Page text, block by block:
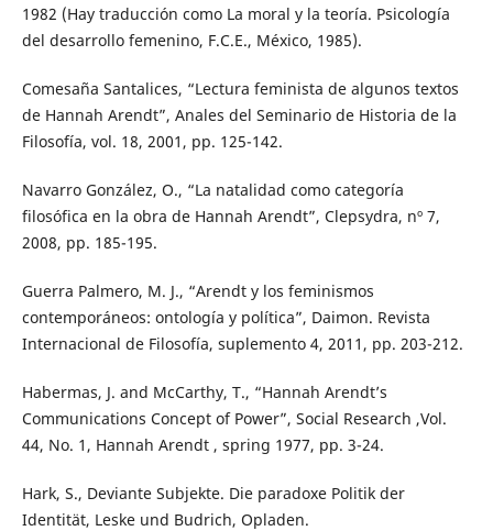
1982 (Hay traducción como La moral y la teoría. Psicología
del desarrollo femenino, F.C.E., México, 1985).
Comesaña Santalices, “Lectura feminista de algunos textos
de Hannah Arendt”, Anales del Seminario de Historia de la
Filosofía, vol. 18, 2001, pp. 125-142.
Navarro González, O., “La natalidad como categoría
filosófica en la obra de Hannah Arendt”, Clepsydra, nº 7,
2008, pp. 185-195.
Guerra Palmero, M. J., “Arendt y los feminismos
contemporáneos: ontología y política”, Daimon. Revista
Internacional de Filosofía, suplemento 4, 2011, pp. 203-212.
Habermas, J. and McCarthy, T., “Hannah Arendt’s
Communications Concept of Power”, Social Research ,Vol.
44, No. 1, Hannah Arendt , spring 1977, pp. 3-24.
Hark, S., Deviante Subjekte. Die paradoxe Politik der
Identität, Leske und Budrich, Opladen.